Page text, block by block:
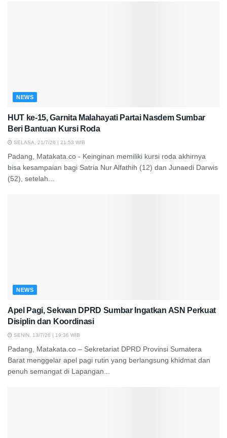
NEWS
HUT ke-15, Garnita Malahayati Partai Nasdem Sumbar
Beri Bantuan Kursi Roda
SELASA, 21/7/26 | 21:53 WIB
Padang, Matakata.co - Keinginan memiliki kursi roda akhirnya
bisa kesampaian bagi Satria Nur Alfathih (12) dan Junaedi Darwis
(52), setelah...
NEWS
Apel Pagi, Sekwan DPRD Sumbar Ingatkan ASN Perkuat
Disiplin dan Koordinasi
SENIN, 13/7/26 | 19:36 WIB
Padang, Matakata.co – Sekretariat DPRD Provinsi Sumatera
Barat menggelar apel pagi rutin yang berlangsung khidmat dan
penuh semangat di Lapangan...